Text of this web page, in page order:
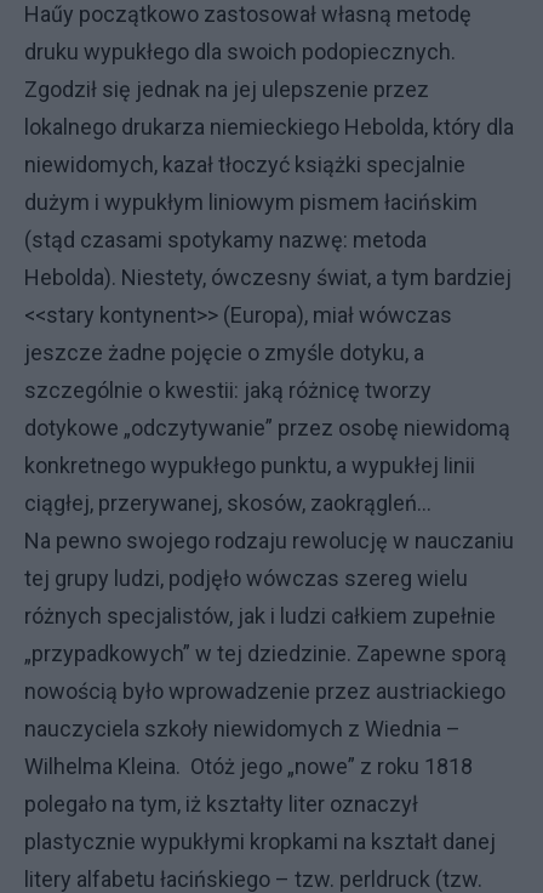
Haűy początkowo zastosował własną metodę
druku wypukłego dla swoich podopiecznych.
Zgodził się jednak na jej ulepszenie przez
lokalnego drukarza niemieckiego Hebolda, który dla
niewidomych, kazał tłoczyć książki specjalnie
dużym i wypukłym liniowym pismem łacińskim
(stąd czasami spotykamy nazwę: metoda
Hebolda). Niestety, ówczesny świat, a tym bardziej
<<stary kontynent>> (Europa), miał wówczas
jeszcze żadne pojęcie o zmyśle dotyku, a
szczególnie o kwestii: jaką różnicę tworzy
dotykowe „odczytywanie” przez osobę niewidomą
konkretnego wypukłego punktu, a wypukłej linii
ciągłej, przerywanej, skosów, zaokrągleń…
Na pewno swojego rodzaju rewolucję w nauczaniu
tej grupy ludzi, podjęło wówczas szereg wielu
różnych specjalistów, jak i ludzi całkiem zupełnie
„przypadkowych” w tej dziedzinie. Zapewne sporą
nowością było wprowadzenie przez austriackiego
nauczyciela szkoły niewidomych z Wiednia –
Wilhelma Kleina. Otóż jego „nowe” z roku 1818
polegało na tym, iż kształty liter oznaczył
plastycznie wypukłymi kropkami na kształt danej
litery alfabetu łacińskiego – tzw. perldruck (tzw.